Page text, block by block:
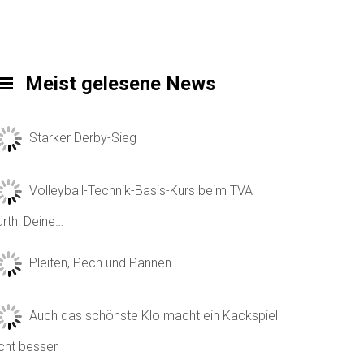
Meist gelesene News
Starker Derby-Sieg
Volleyball-Technik-Basis-Kurs beim TVA
Deine…
Pleiten, Pech und Pannen
Auch das schönste Klo macht ein Kackspiel
besser